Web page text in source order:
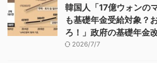
韓国人「17億ウォンの
も基礎年金受給対象？
ろ！」政府の基礎年金
2026/7/7